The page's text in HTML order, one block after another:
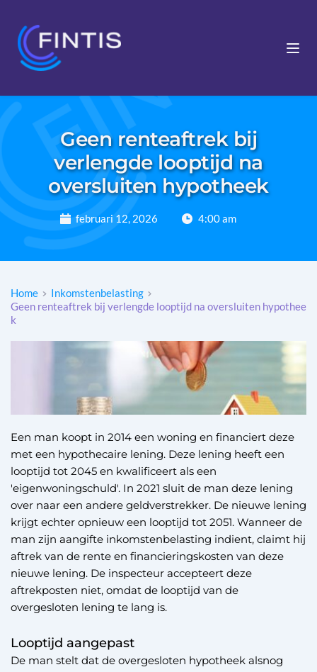
Geen renteaftrek bij
verlengde looptijd na
oversluiten hypotheek
februari 12, 2026 4:00 am
Home
Inkomstenbelasting
Geen renteaftrek bij verlengde looptijd na oversluiten hypothee
k
Een man koopt in 2014 een woning en financiert deze
met een hypothecaire lening. Deze lening heeft een
looptijd tot 2045 en kwalificeert als een
'eigenwoningschuld'. In 2021 sluit de man deze lening
over naar een andere geldverstrekker. De nieuwe lening
krijgt echter opnieuw een looptijd tot 2051. Wanneer de
man zijn aangifte inkomstenbelasting indient, claimt hij
aftrek van de rente en financieringskosten van deze
nieuwe lening. De inspecteur accepteert deze
aftrekposten niet, omdat de looptijd van de
overgesloten lening te lang is.
Looptijd aangepast
De man stelt dat de overgesloten hypotheek alsnog